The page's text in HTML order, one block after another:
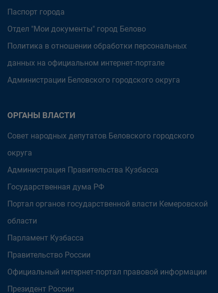
Паспорт города
Отдел "Мои документы" город Белово
Политика в отношении обработки персональных
данных на официальном интернет-портале
Администрации Беловского городского округа
ОРГАНЫ ВЛАСТИ
Совет народных депутатов Беловского городского
округа
Администрация Правительства Кузбасса
Государственная дума РФ
Портал органов государственной власти Кемеровской
области
Парламент Кузбасса
Правительство России
Официальный интернет-портал правовой информации
Президент России